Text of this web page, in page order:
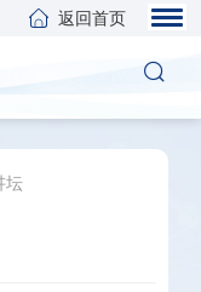
返回首页
坛